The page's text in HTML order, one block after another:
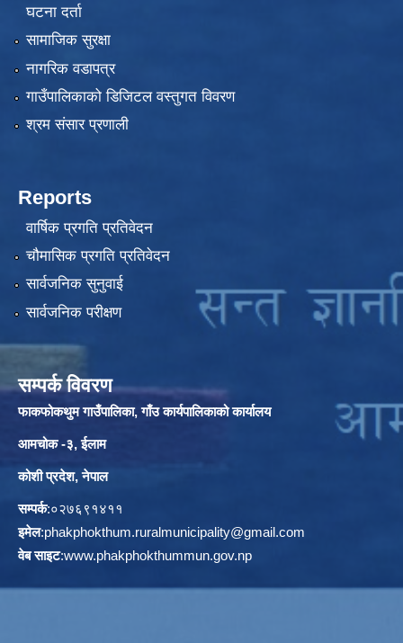
घटना दर्ता
सामाजिक सुरक्षा
नागरिक वडापत्र
गाउँपालिकाको डिजिटल वस्तुगत विवरण
श्रम संसार प्रणाली
Reports
वार्षिक प्रगति प्रतिवेदन
चौमासिक प्रगति प्रतिवेदन
सार्वजनिक सुनुवाई
सार्वजनिक परीक्षण
सम्पर्क विवरण
फाकफोकथुम गाउँपालिका, गाँउ कार्यपालिकाको कार्यालय
आमचोक -३, ईलाम
कोशी प्रदेश, नेपाल
सम्पर्क:०२७६९१४११
इमेल:phakphokthum.ruralmunicipality@gmail.com
वेब साइट:www.phakphokthummun.gov.np